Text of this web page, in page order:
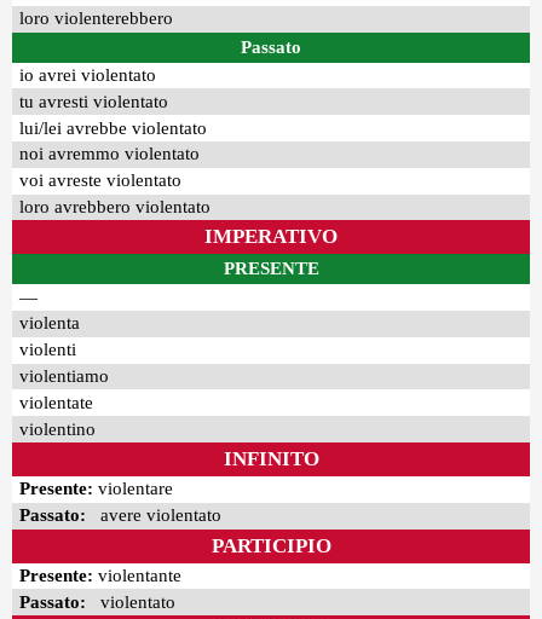
loro violenterebbero
Passato
io avrei violentato
tu avresti violentato
lui/lei avrebbe violentato
noi avremmo violentato
voi avreste violentato
loro avrebbero violentato
IMPERATIVO
PRESENTE
—
violenta
violenti
violentiamo
violentate
violentino
INFINITO
Presente: violentare
Passato: avere violentato
PARTICIPIO
Presente: violentante
Passato: violentato